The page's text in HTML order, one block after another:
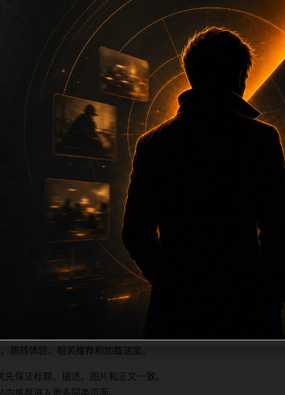
用户的连续浏览场景整理，核心围绕最新网红吃瓜事件合集、爆料
文说明放在同一层级，减少用户来回搜索的成本。内容更新时优
有可读信息。第17篇内容用于补齐栏目深度，同时帮助 sitemap
词和文章标题，让搜索引擎能够从标题、正文、图片 alt、title
本地化、坏图默认图兜底、标题去重和 description 长度过滤。如
题或专题入口，降低站群页面之间的重复感。页面底部保留同类
正文维护时可按用户搜索路径补充三类信息：入口是否稳定、同栏
检查标题、description、canonical、主题图、alt、title和推荐链接
首段，优先补充不同关键词、不同栏目词和不同问题角度。栏目
跳转体验、相关推荐和加载速度。
保证标题、描述、图片和正文一致。
推荐进入更多同类页面。